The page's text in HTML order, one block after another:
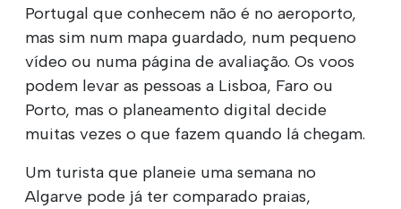
Portugal que conhecem não é no aeroporto,
mas sim num mapa guardado, num pequeno
vídeo ou numa página de avaliação. Os voos
podem levar as pessoas a Lisboa, Faro ou
Porto, mas o planeamento digital decide
muitas vezes o que fazem quando lá chegam.
Um turista que planeie uma semana no
Algarve pode já ter comparado praias,